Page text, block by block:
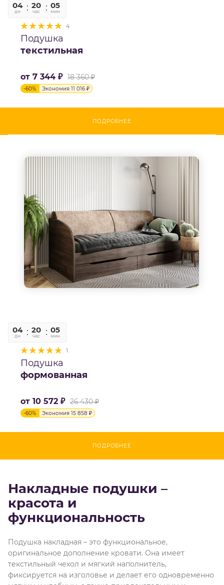
04
дн
20
час
05
мин
4
Подушка
текстильная
от 7 344 ₽ 18 360 ₽
-60% Экономия 11 016 ₽
ПОДРОБНЕЕ
04
дн
20
час
05
мин
1
Подушка
формованная
от 10 572 ₽ 26 430 ₽
-60% Экономия 15 858 ₽
ПОДРОБНЕЕ
Накладные подушки –
красота и
функциональность
Подушка накладная – это функциональное,
оригинальное дополнение кровати. Она имеет
текстильный чехол и мягкий наполнитель,
фиксируется на изголовье и делает его одновременно